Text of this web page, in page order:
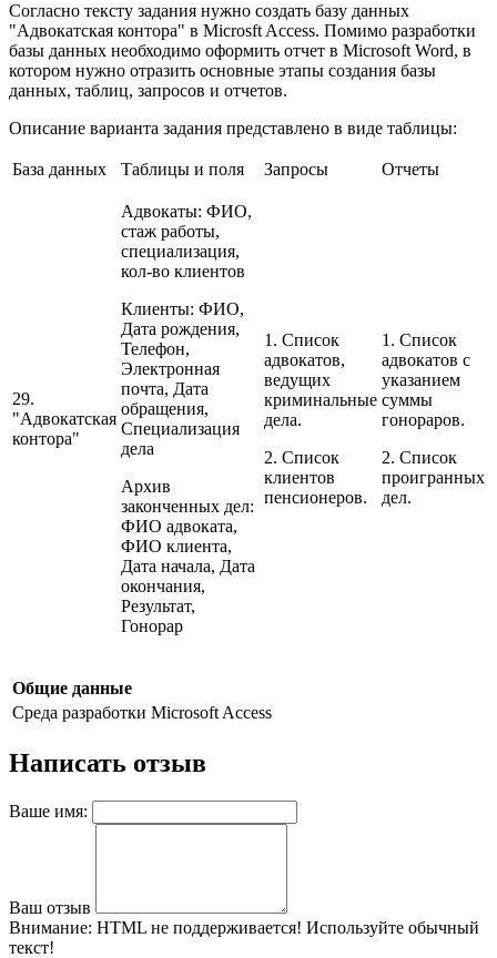
Согласно тексту задания нужно создать базу данных
"Адвокатская контора" в Microsft Access. Помимо разработки
базы данных необходимо оформить отчет в Microsoft Word, в
котором нужно отразить основные этапы создания базы
данных, таблиц, запросов и отчетов.
Описание варианта задания представлено в виде таблицы:
База данных Таблицы и поля Запросы Отчеты
29.
"Адвокатская
контора"
Адвокаты: ФИО,
стаж работы,
специализация,
кол-во клиентов
Клиенты: ФИО,
Дата рождения,
Телефон,
Электронная
почта, Дата
обращения,
Специализация
дела
Архив
законченных дел:
ФИО адвоката,
ФИО клиента,
Дата начала, Дата
окончания,
Результат,
Гонорар
1. Список
адвокатов,
ведущих
криминальные
дела.
2. Список
клиентов
пенсионеров.
1. Список
адвокатов с
указанием
суммы
гонораров.
2. Список
проигранных
дел.
Общие данные
Среда разработки Microsoft Access
Написать отзыв
Ваше имя:
Ваш отзыв
Внимание: HTML не поддерживается! Используйте обычный
текст!